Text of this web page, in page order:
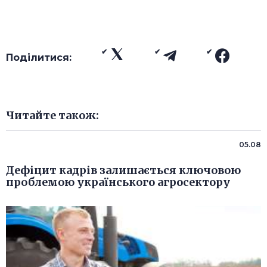
Поділитися:
Читайте також:
05.08
Дефіцит кадрів залишається ключовою
проблемою українського агросектору